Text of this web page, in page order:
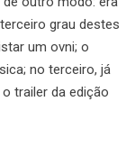
grau destes
um ovni; o
no terceiro, já
trailer da edição